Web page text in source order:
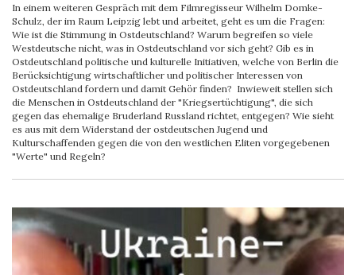
In einem weiteren Gespräch mit dem Filmregisseur Wilhelm Domke-
Schulz, der im Raum Leipzig lebt und arbeitet, geht es um die Fragen:
Wie ist die Stimmung in Ostdeutschland? Warum begreifen so viele
Westdeutsche nicht, was in Ostdeutschland vor sich geht? Gib es in
Ostdeutschland politische und kulturelle Initiativen, welche von Berlin die
Berücksichtigung wirtschaftlicher und politischer Interessen von
Ostdeutschland fordern und damit Gehör finden? Inwieweit stellen sich
die Menschen in Ostdeutschland der "Kriegsertüchtigung", die sich
gegen das ehemalige Bruderland Russland richtet, entgegen? Wie sieht
es aus mit dem Widerstand der ostdeutschen Jugend und
Kulturschaffenden gegen die von den westlichen Eliten vorgegebenen
"Werte" und Regeln?